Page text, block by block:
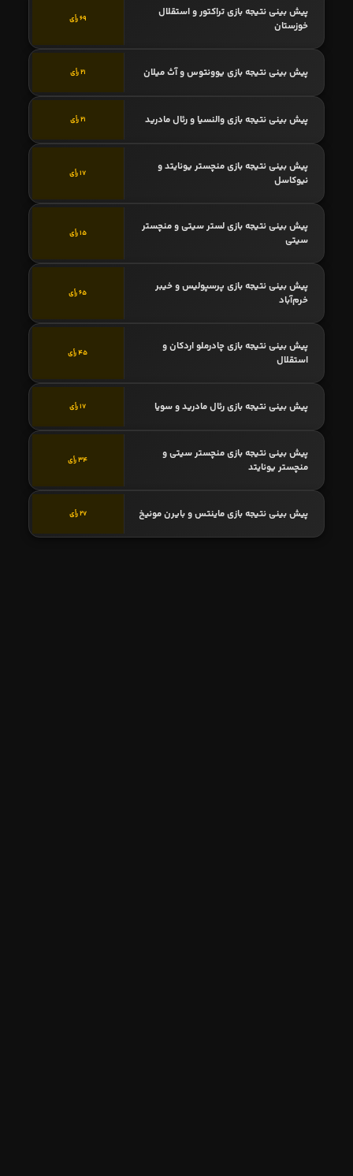
پیش بینی نتیجه بازی تراکتور و استقلال
خوزستان
69 رأی
پیش بینی نتیجه بازی یوونتوس و آث میلان 21 رأی
پیش بینی نتیجه بازی والنسیا و رئال مادرید 21 رأی
پیش بینی نتیجه بازی منچستر یونایتد و
نیوکاسل
17 رأی
پیش بینی نتیجه بازی لستر سیتی و منچستر
سیتی
15 رأی
پیش بینی نتیجه بازی پرسپولیس و خیبر
خرم‌آباد
65 رأی
پیش بینی نتیجه بازی چادرملو اردکان و
استقلال
45 رأی
پیش بینی نتیجه بازی رئال مادرید و سویا 17 رأی
پیش بینی نتیجه بازی منچستر سیتی و
منچستر یونایتد
34 رأی
پیش بینی نتیجه بازی ماینتس و بایرن مونیخ 27 رأی